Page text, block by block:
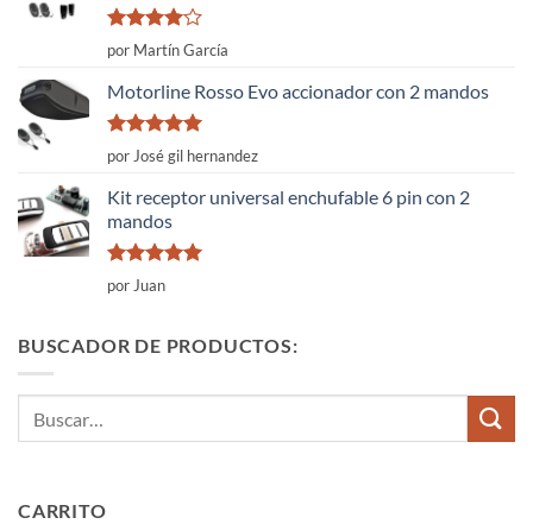
Valorado
con
5
por Martín García
Motorline Rosso Evo accionador con 2 mandos
Valorado
con
de 5
por José gil hernandez
Kit receptor universal enchufable 6 pin con 2
mandos
Valorado
con
por Juan
BUSCADOR DE PRODUCTOS:
CARRITO